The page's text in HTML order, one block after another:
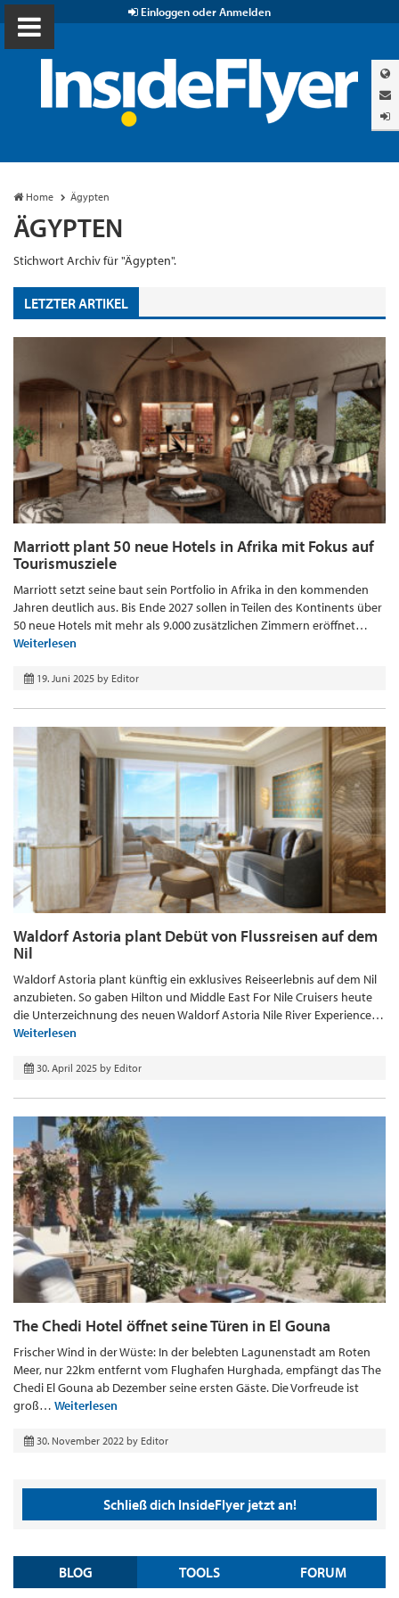
Einloggen oder Anmelden
Home Ägypten
ÄGYPTEN
Stichwort Archiv für "Ägypten".
LETZTER ARTIKEL
Marriott plant 50 neue Hotels in Afrika mit Fokus auf
Tourismusziele
Marriott setzt seine baut sein Portfolio in Afrika in den kommenden
Jahren deutlich aus. Bis Ende 2027 sollen in Teilen des Kontinents über
50 neue Hotels mit mehr als 9.000 zusätzlichen Zimmern eröffnet…
Weiterlesen
19. Juni 2025 by Editor
Waldorf Astoria plant Debüt von Flussreisen auf dem
Nil
Waldorf Astoria plant künftig ein exklusives Reiseerlebnis auf dem Nil
anzubieten. So gaben Hilton und Middle East For Nile Cruisers heute
die Unterzeichnung des neuen Waldorf Astoria Nile River Experience…
Weiterlesen
30. April 2025 by Editor
The Chedi Hotel öffnet seine Türen in El Gouna
Frischer Wind in der Wüste: In der belebten Lagunenstadt am Roten
Meer, nur 22km entfernt vom Flughafen Hurghada, empfängt das The
Chedi El Gouna ab Dezember seine ersten Gäste. Die Vorfreude ist
groß… Weiterlesen
30. November 2022 by Editor
Schließ dich InsideFlyer jetzt an!
BLOG TOOLS FORUM